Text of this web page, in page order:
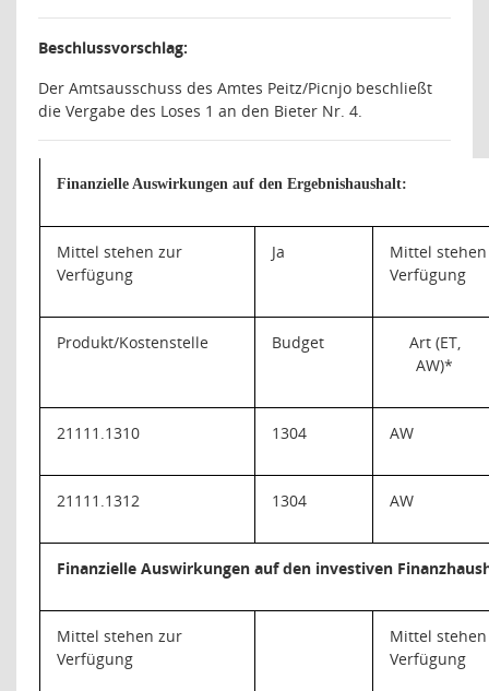
Beschlussvorschlag:
Der Amtsausschuss des Amtes Peitz/Picnjo beschließt
die Vergabe des Loses 1 an den Bieter Nr. 4.
Finanzielle Auswirkungen auf den Ergebnishaushalt:
Mittel stehen zur
Verfügung
Ja
Mittel
Verfügung
Produkt/Kostenstelle Budget
Art (ET,
AW)*
21111.1310 1304 AW
21111.1312 1304 AW
Finanzielle Auswirkungen auf den investiven
Mittel stehen zur
Verfügung
Mittel
Verfügung